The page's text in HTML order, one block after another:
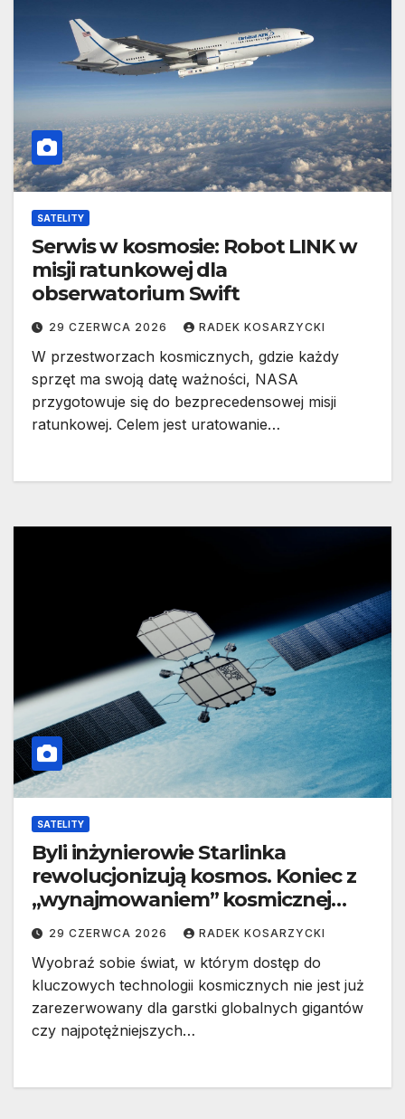
SATELITY
Serwis w kosmosie: Robot LINK w
misji ratunkowej dla
obserwatorium Swift
29 CZERWCA 2026 RADEK KOSARZYCKI
W przestworzach kosmicznych, gdzie każdy
sprzęt ma swoją datę ważności, NASA
przygotowuje się do bezprecedensowej misji
ratunkowej. Celem jest uratowanie…
SATELITY
Byli inżynierowie Starlinka
rewolucjonizują kosmos. Koniec z
„wynajmowaniem” kosmicznej
infrastruktury?
29 CZERWCA 2026 RADEK KOSARZYCKI
Wyobraź sobie świat, w którym dostęp do
kluczowych technologii kosmicznych nie jest już
zarezerwowany dla garstki globalnych gigantów
czy najpotężniejszych…